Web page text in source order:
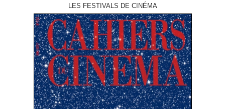
LES FESTIVALS DE CINÉMA